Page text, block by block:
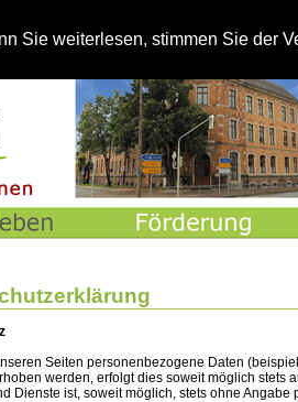
Sie weiterlesen, stimmen Sie der
Seiten personenbezogene Daten
werden, erfolgt dies soweit möglich stets
Dienste ist, soweit möglich, stets ohne Angabe